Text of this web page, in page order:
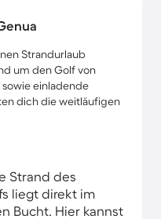
Strandurlaub
um den Golf von
einladende
dich die weitläufigen
Strand des
liegt direkt im
Bucht. Hier kannst